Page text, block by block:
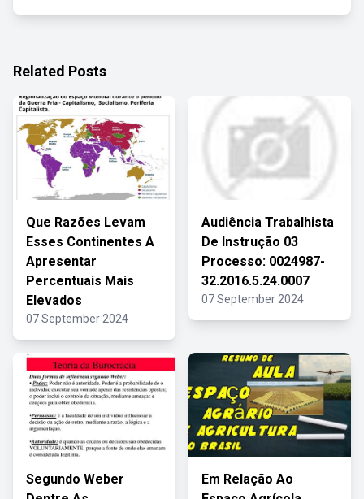
Related Posts
Que Razões Levam
Esses Continentes A
Apresentar
Percentuais Mais
Elevados
07 September 2024
Audiência Trabalhista
De Instrução 03
Processo: 0024987-
32.2016.5.24.0007
07 September 2024
Segundo Weber
Em Relação Ao